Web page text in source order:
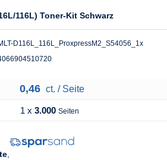
116L) Toner-Kit Schwarz
D116L_116L_ProxpressM2_S54056_1x
0,46 ct. / Seite
1 x 3.000 Seiten
,